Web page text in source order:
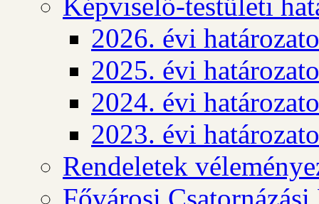
Képviselő-testületi
2026. évi
2025. évi
2024. évi
2023. évi
Rendeletek